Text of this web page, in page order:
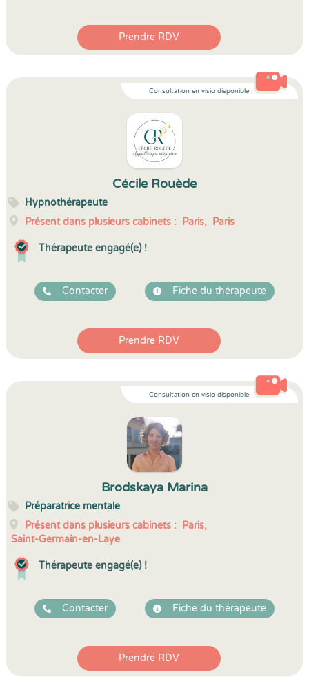
Prendre RDV
Consultation en visio disponible
Cécile Rouède
Hypnothérapeute
Présent dans plusieurs cabinets : Paris, Paris
Thérapeute engagé(e) !
Contacter Fiche du thérapeute
Prendre RDV
Consultation en visio disponible
Brodskaya Marina
Préparatrice mentale
Présent dans plusieurs cabinets : Paris,
Saint-Germain-en-Laye
Thérapeute engagé(e) !
Contacter Fiche du thérapeute
Prendre RDV